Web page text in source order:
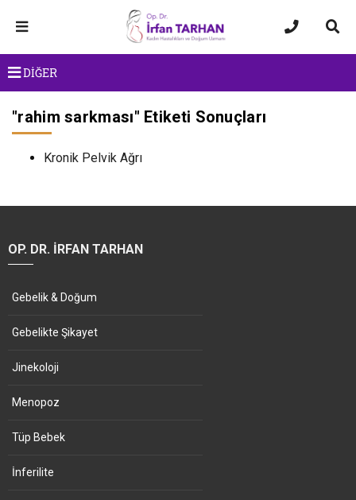
DİĞER
"rahim sarkması" Etiketi Sonuçları
Kronik Pelvik Ağrı
OP. DR. İRFAN TARHAN
Gebelik & Doğum
Gebelikte Şikayet
Jinekoloji
Menopoz
Tüp Bebek
İnferilite